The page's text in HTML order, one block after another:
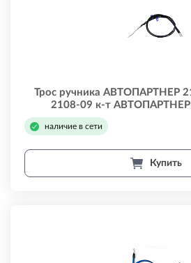
Трос ручника АВТОПАРТНЕР
2108-09 к-т АВТОПАРТНЕР
наличие в сети
Купить